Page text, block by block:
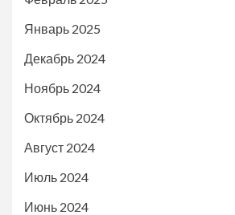
Январь 2025
Декабрь 2024
Ноябрь 2024
Октябрь 2024
Август 2024
Июль 2024
Июнь 2024